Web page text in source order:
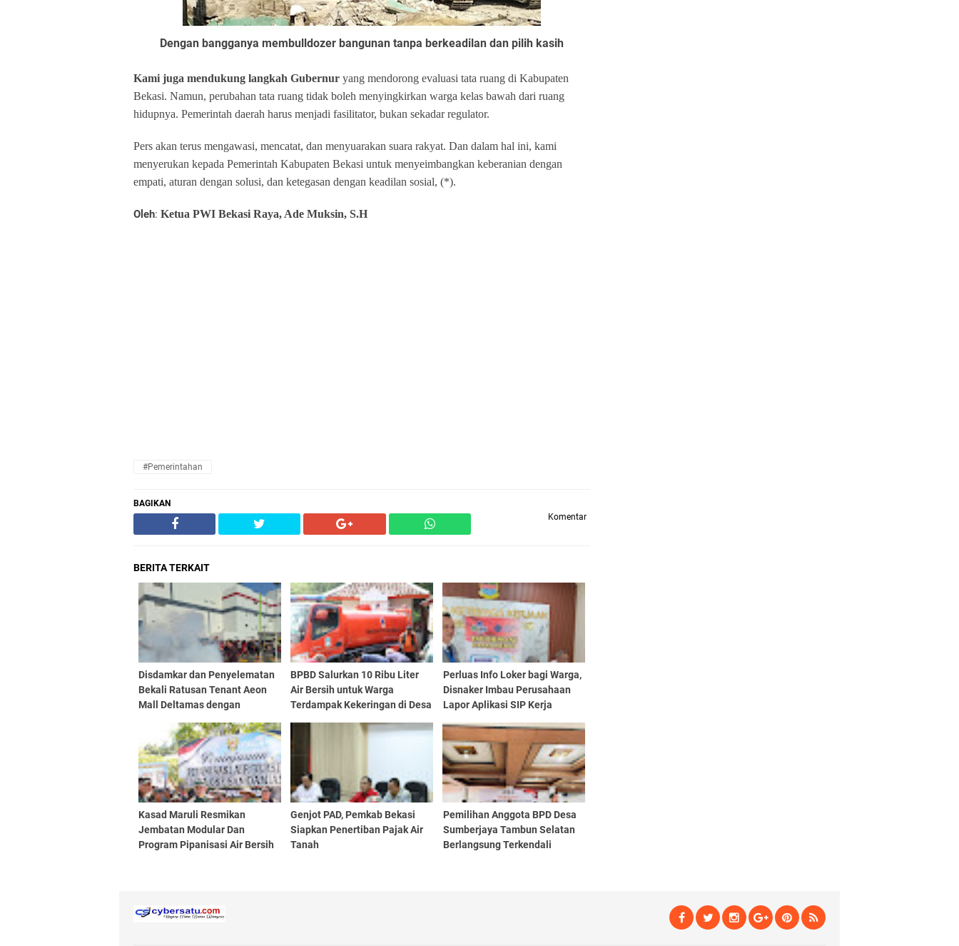
Dengan bangganya membulldozer bangunan tanpa berkeadilan dan pilih kasih
Kami juga mendukung langkah Gubernur yang mendorong evaluasi tata ruang di Kabupaten
Bekasi. Namun, perubahan tata ruang tidak boleh menyingkirkan warga kelas bawah dari ruang
hidupnya. Pemerintah daerah harus menjadi fasilitator, bukan sekadar regulator.
Pers akan terus mengawasi, mencatat, dan menyuarakan suara rakyat. Dan dalam hal ini, kami
menyerukan kepada Pemerintah Kabupaten Bekasi untuk menyeimbangkan keberanian dengan
empati, aturan dengan solusi, dan ketegasan dengan keadilan sosial, (*).
Oleh: Ketua PWI Bekasi Raya, Ade Muksin, S.H
#Pemerintahan
BAGIKAN
Komentar
BERITA TERKAIT
Disdamkar dan Penyelematan
Bekali Ratusan Tenant Aeon
Mall Deltamas dengan
BPBD Salurkan 10 Ribu Liter
Air Bersih untuk Warga
Terdampak Kekeringan di Desa
Perluas Info Loker bagi Warga,
Disnaker Imbau Perusahaan
Lapor Aplikasi SIP Kerja
Kasad Maruli Resmikan
Jembatan Modular Dan
Program Pipanisasi Air Bersih
Genjot PAD, Pemkab Bekasi
Siapkan Penertiban Pajak Air
Tanah
Pemilihan Anggota BPD Desa
Sumberjaya Tambun Selatan
Berlangsung Terkendali